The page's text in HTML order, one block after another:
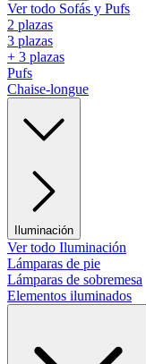
Ver todo Sofás y Pufs
2 plazas
3 plazas
+ 3 plazas
Pufs
Chaise-longue
Iluminación
Ver todo Iluminación
Lámparas de pie
Lámparas de sobremesa
Elementos iluminados